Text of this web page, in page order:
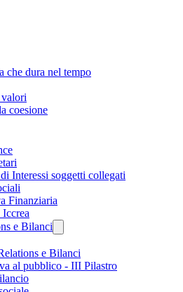
che dura nel tempo
coesione
Interessi soggetti collegati
Finanziaria
e Bilanci
e Bilanci
al pubblico - III Pilastro